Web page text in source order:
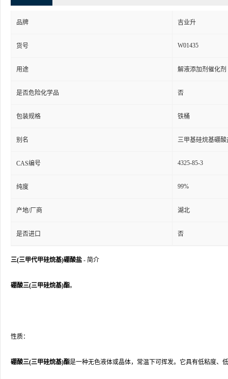
品牌 吉业升
货号 W01435
用途 解液添加剂催化剂
是否危险化学品 否
包装规格 铁桶
别名 三甲基硅烷基硼酸
CAS编号 4325-85-3
纯度 99%
产地/厂商 湖北
是否进口 否
三(三甲代甲硅烷基)硼酸盐 - 简介
硼酸三(三甲硅烷基)酯。
性质：
硼酸三(三甲硅烷基)酯是一种无色液体或晶体，常温下可挥发。它具有低粘度、